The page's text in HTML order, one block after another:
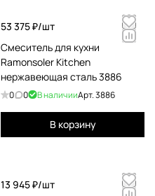
53 375 ₽/шт
Смеситель для кухни
Ramonsoler Kitchen
нержавеющая сталь 3886
0 0 В наличииАрт.3886
В корзину
13 945 ₽/шт